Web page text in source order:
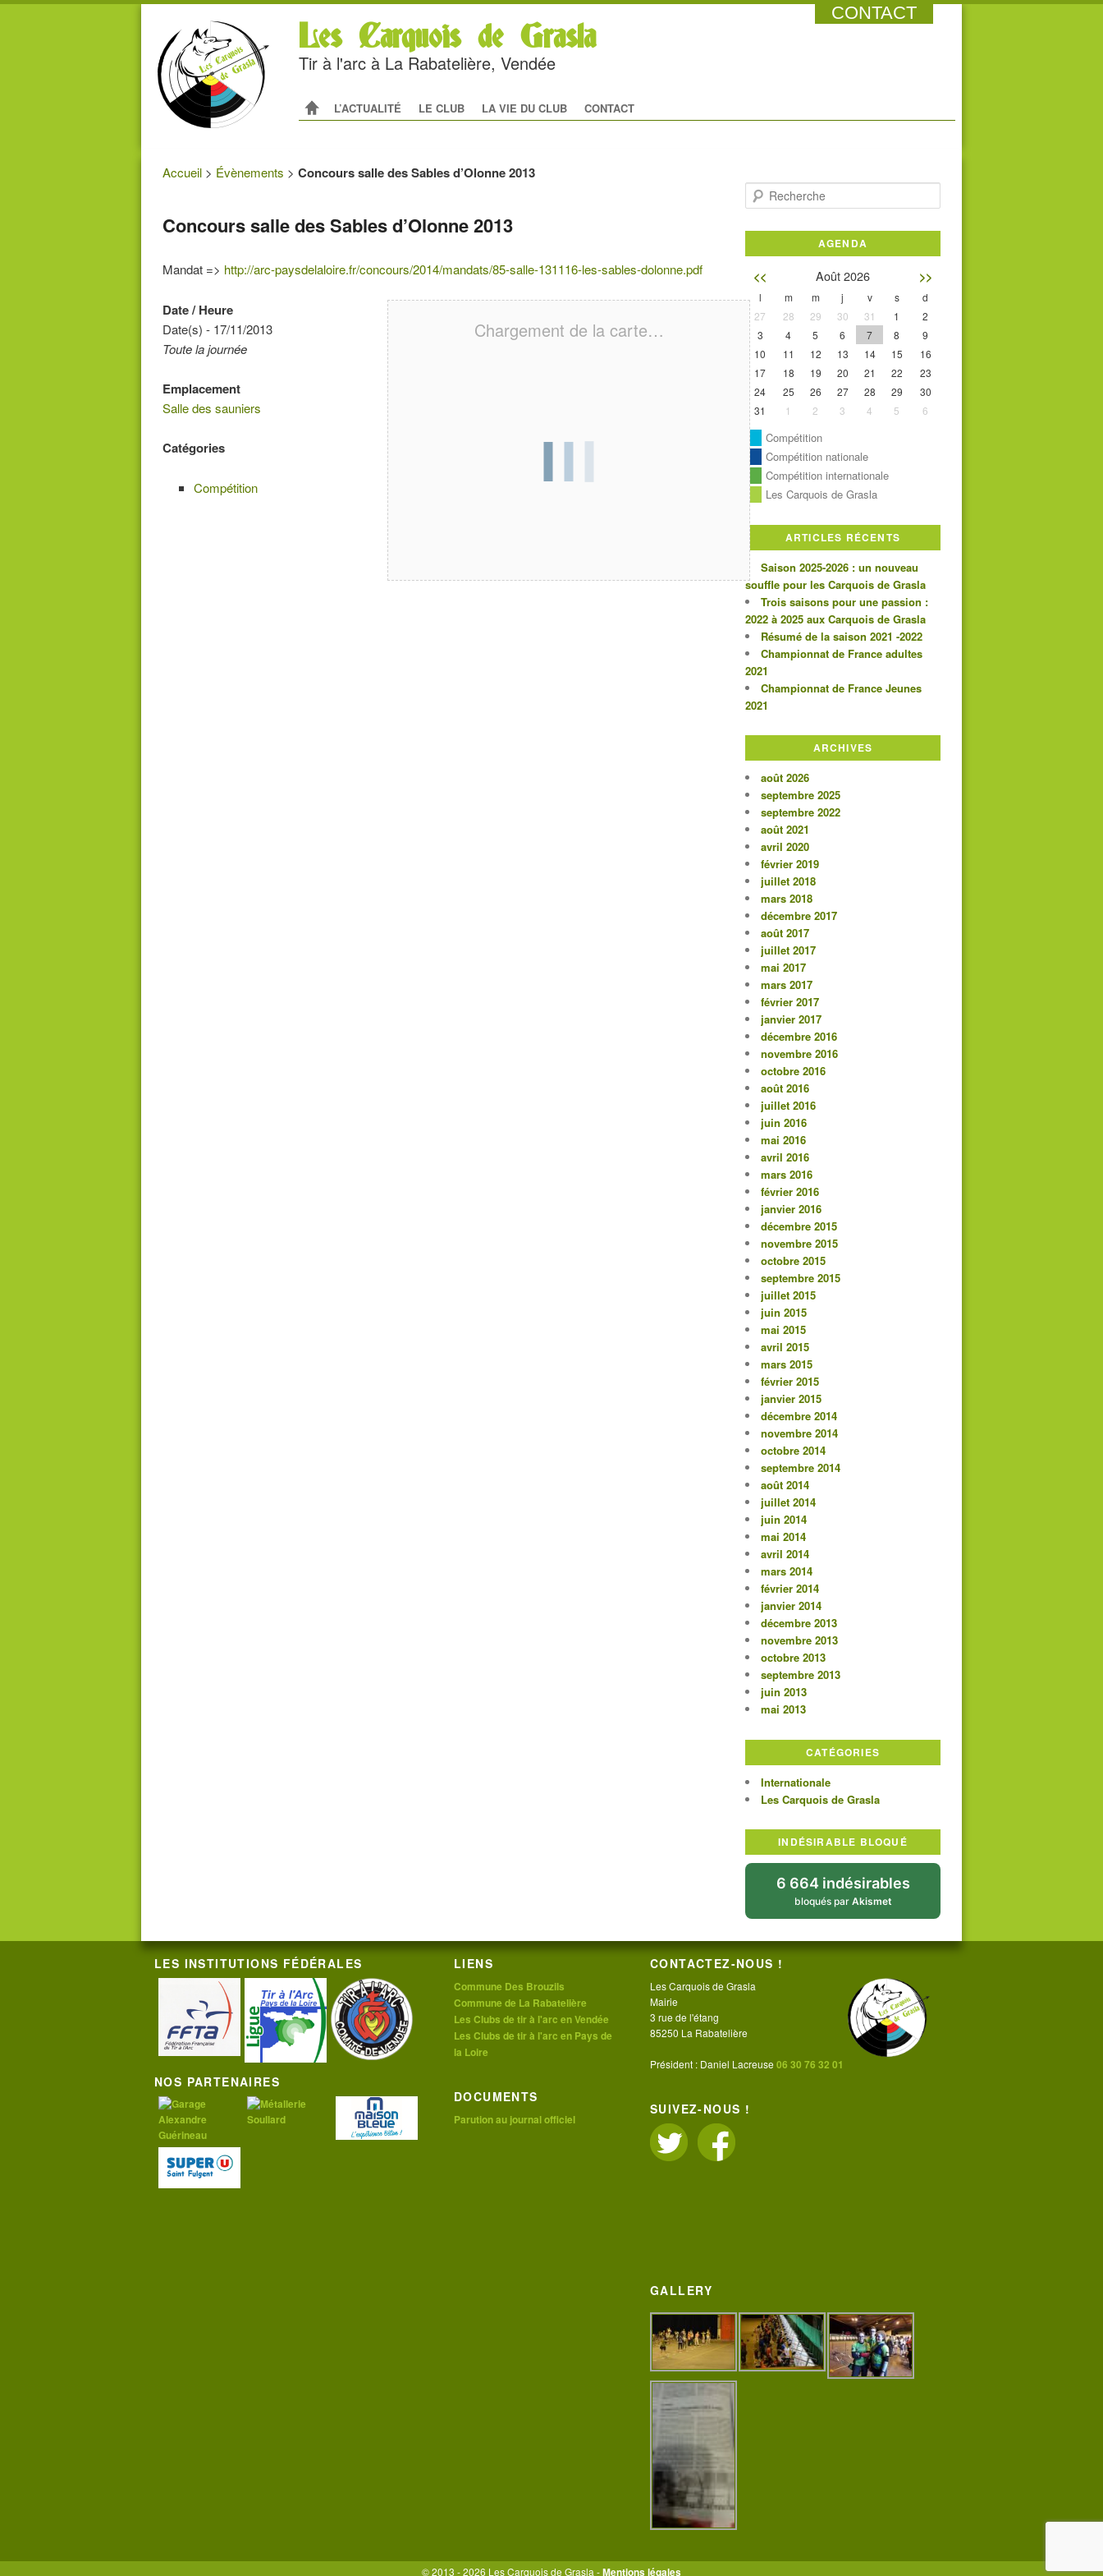
CONTACT
Les Carquois de Grasla
Tir à l'arc à La Rabatelière, Vendée
Menu principal
ALLER AU CONTENU PRINCIPAL
ALLER AU CONTENU SECONDAIRE
L’ACTUALITÉ LE CLUB LA VIE DU CLUB CONTACT
Accueil > Évènements > Concours salle des Sables d’Olonne 2013
Concours salle des Sables d’Olonne 2013
Mandat => http://arc-paysdelaloire.fr/concours/2014/mandats/85-salle-131116-les-sables-dolonne.pdf
Chargement de la carte…
Date / Heure
Date(s) - 17/11/2013
Toute la journée
Emplacement
Salle des sauniers
Catégories
Compétition
Recherche
AGENDA
<< Août 2026 >>
l m m j v s
d
27
28 29 30 31 1
2
3
4 5 6 7 8
9
10
11 12 13 14 15
16
17
18 19 20 21 22
23
24
25 26 27 28 29
30
31
1 2 3 4 5 6
Compétition
Compétition nationale
Compétition internationale
Les Carquois de Grasla
ARTICLES RÉCENTS
Saison 2025-2026 : un nouveau
souffle pour les Carquois de Grasla
Trois saisons pour une passion :
2022 à 2025 aux Carquois de Grasla
Résumé de la saison 2021 -2022
Championnat de France adultes
2021
Championnat de France Jeunes
2021
ARCHIVES
août 2026
septembre 2025
septembre 2022
août 2021
avril 2020
février 2019
juillet 2018
mars 2018
décembre 2017
août 2017
juillet 2017
mai 2017
mars 2017
février 2017
janvier 2017
décembre 2016
novembre 2016
octobre 2016
août 2016
juillet 2016
juin 2016
mai 2016
avril 2016
mars 2016
février 2016
janvier 2016
décembre 2015
novembre 2015
octobre 2015
septembre 2015
juillet 2015
juin 2015
mai 2015
avril 2015
mars 2015
février 2015
janvier 2015
décembre 2014
novembre 2014
octobre 2014
septembre 2014
août 2014
juillet 2014
juin 2014
mai 2014
avril 2014
mars 2014
février 2014
janvier 2014
décembre 2013
novembre 2013
octobre 2013
septembre 2013
juin 2013
mai 2013
CATÉGORIES
Internationale
Les Carquois de Grasla
INDÉSIRABLE BLOQUÉ
6 664 indésirables
bloqués par Akismet
LES INSTITUTIONS FÉDÉRALES
NOS PARTENAIRES
LIENS
Commune Des Brouzils
Commune de La Rabatelière
Les Clubs de tir à l'arc en Vendée
Les Clubs de tir à l'arc en Pays de
la Loire
DOCUMENTS
Parution au journal officiel
CONTACTEZ-NOUS !
Les Carquois de Grasla
Mairie
3 rue de l'étang
85250 La Rabatelière
Président : Daniel Lacreuse06 30 76 32 01
SUIVEZ-NOUS !
GALLERY
© 2013 - 2026 Les Carquois de Grasla -Mentions légales